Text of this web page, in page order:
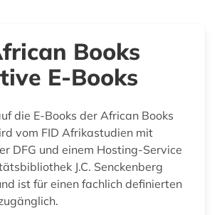
Books
E-Books
die E-Books der African Books
vom FID Afrikastudien mit
DFG und einem Hosting-Service
J.C. Senckenberg
ist für einen fachlich definierten